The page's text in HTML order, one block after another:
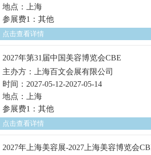
地点：上海
参展费1：其他
点击查看详情
2027年第31届中国美容博览会CBE
主办方：上海百文会展有限公司
时间：2027-05-12-2027-05-14
地点：上海
参展费1：其他
点击查看详情
2027年上海美容展-2027上海美容博览会